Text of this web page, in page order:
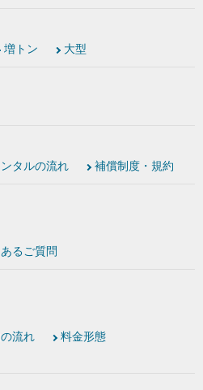
増トン 大型
ンタルの流れ 補償制度・規約
るご質問
流れ
料金形態